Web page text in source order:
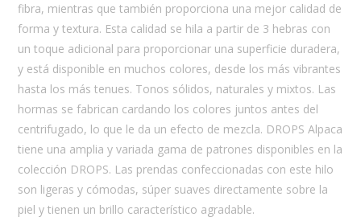
fibra, mientras que también proporciona una mejor calidad de
forma y textura. Esta calidad se hila a partir de 3 hebras con
un toque adicional para proporcionar una superficie duradera,
y está disponible en muchos colores, desde los más vibrantes
hasta los más tenues. Tonos sólidos, naturales y mixtos. Las
hormas se fabrican cardando los colores juntos antes del
centrifugado, lo que le da un efecto de mezcla. DROPS Alpaca
tiene una amplia y variada gama de patrones disponibles en la
colección DROPS. Las prendas confeccionadas con este hilo
son ligeras y cómodas, súper suaves directamente sobre la
piel y tienen un brillo característico agradable.